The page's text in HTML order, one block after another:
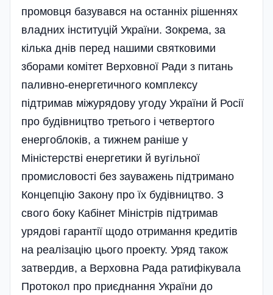
промовця базувався на останніх рішеннях
владних інституцій України. Зокрема, за
кілька днів перед нашими святковими
зборами комітет Верховної Ради з питань
паливно-енергетичного комплексу
підтримав міжурядову угоду України й Росії
про будівництво третього і четвертого
енергоблоків, а тижнем раніше у
Міністерстві енергетики й вугільної
промисловості без зауважень підтримано
Концепцію Закону про їх будівництво. З
свого боку Кабінет Міністрів підтримав
урядові гарантії щодо отримання кредитів
на реалізацію цього проекту. Уряд також
затвердив, а Верховна Рада ратифікувала
Протокол про приєднання України до